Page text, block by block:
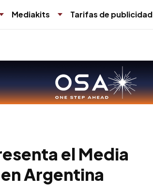
Mediakits Tarifas de publicidad
el Media
Argentina